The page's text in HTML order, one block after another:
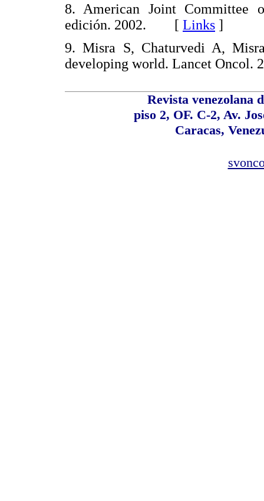
8. American Joint Committee
edición. 2002. [ Links ]
9. Misra S, Chaturvedi A,
developing world. Lancet
Revista venezolana
piso 2, OF. C-2, Av.
Caracas,